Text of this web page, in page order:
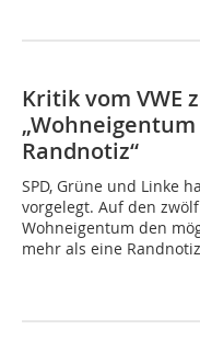
Kritik vom VWE
Randnotiz“
SPD, Grüne und Linke
vorgelegt. Auf den
Wohneigentum den
mehr als eine